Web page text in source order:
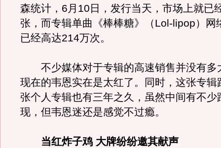
森统计，6月10日，发行当天，市场上就已
张，而专辑单曲《棒棒糖》（Lol-lipop）网
已经高达214万次。
不少媒体对于专辑的高速销售并没有多
现在的韦恩实在是太红了。同时，这张专辑
张个人专辑也有三年之久，虽然中间有不少
现，但韦恩迷还是感觉不过瘾。
当红炸子鸡 大牌纷纷邀其献声